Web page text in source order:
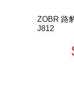
ZOBR 路
J812